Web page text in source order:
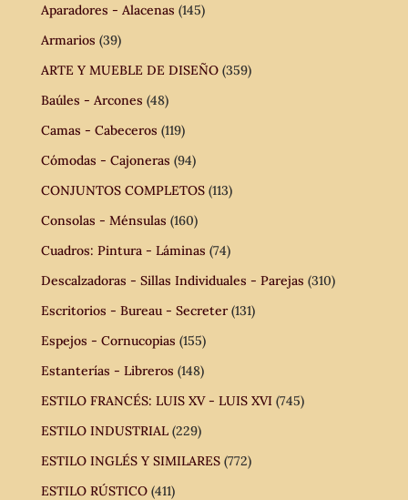
Aparadores - Alacenas (145)
Armarios (39)
ARTE Y MUEBLE DE DISEÑO (359)
Baúles - Arcones (48)
Camas - Cabeceros (119)
Cómodas - Cajoneras (94)
CONJUNTOS COMPLETOS (113)
Consolas - Ménsulas (160)
Cuadros: Pintura - Láminas (74)
Descalzadoras - Sillas Individuales - Parejas (310)
Escritorios - Bureau - Secreter (131)
Espejos - Cornucopias (155)
Estanterías - Libreros (148)
ESTILO FRANCÉS: LUIS XV - LUIS XVI (745)
ESTILO INDUSTRIAL (229)
ESTILO INGLÉS Y SIMILARES (772)
ESTILO RÚSTICO (411)